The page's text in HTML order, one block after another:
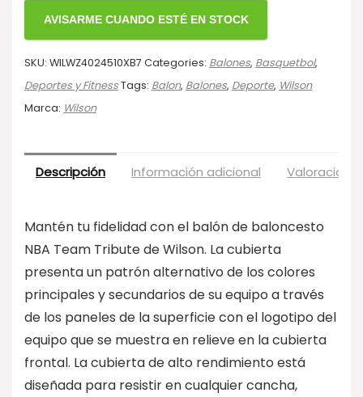
SKU: WILWZ4024510XB7 Categories: Balones, Basquetbol,
Deportes y FitnessTags: Balon, Balones, Deporte, Wilson
Marca: Wilson
Descripción Información adicional
Mantén tu fidelidad con el balón de baloncesto
NBA Team Tribute de Wilson. La cubierta
presenta un patrón alternativo de los colores
principales y secundarios de su equipo a través
de los paneles de la superficie con el logotipo del
equipo que se muestra en relieve en la cubierta
frontal. La cubierta de alto rendimiento está
diseñada para resistir en cualquier cancha,